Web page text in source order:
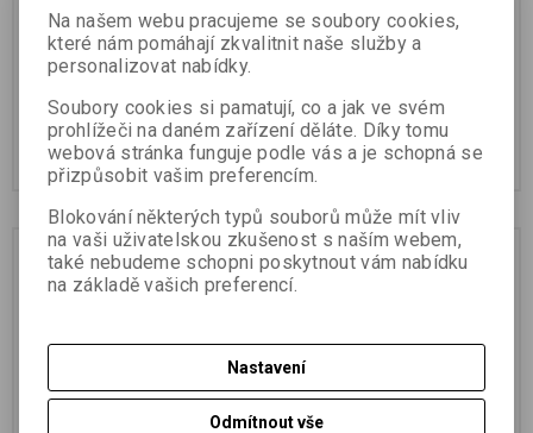
preparation etc. It concludes that
while...
250 Kč
Přidat do košíku
Záznam...
390 Kč
Přidat do košíku
Na našem webu pracujeme se soubory cookies,
které nám pomáhají zkvalitnit naše služby a
personalizovat nabídky.
Soubory cookies si pamatují, co a jak ve svém
prohlížeči na daném zařízení děláte. Díky tomu
webová stránka funguje podle vás a je schopná se
přizpůsobit vašim preferencím.
Blokování některých typů souborů může mít vliv
na vaši uživatelskou zkušenost s naším webem,
také nebudeme schopni poskytnout vám nabídku
na základě vašich preferencí.
Nastavení
Odmítnout vše